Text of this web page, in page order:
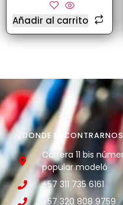
Añadir al carrito
¿DONDE
Carrera 11 bis
popular modeló
+57 311 735 6161
+57 320 808 9759